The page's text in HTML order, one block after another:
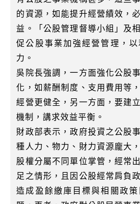
的資源，如能提升經營績效，
益。「公股管理督導小組」及
促公股事業加強經營管理，
力。
吳院長強調，一方面強化公股
化，如薪酬制度、支用費用等
經營更健全，另一方面，要建
機制，講求效益平衡。
財政部表示，政府投資之公股
種人力、物力、財力資源龐大
股權分屬不同單位掌管，經常
足之情形，且因公股經常肩負
造成盈餘繳庫目標與相關政策